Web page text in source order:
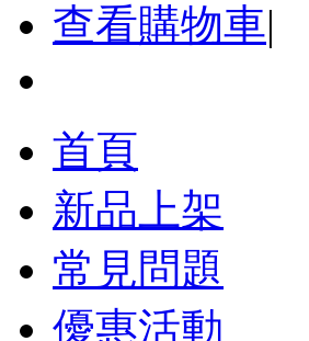
查看購物車|
首頁
新品上架
常見問題
優惠活動